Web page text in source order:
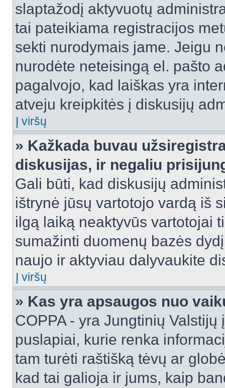
slaptažodį aktyvuotų
tai pateikiama registracijos
sekti nurodymais jame. Jeigu
nurodėte neteisingą el. pašto
pagalvojo, kad laiškas yra
atveju kreipkitės į diskusijų
Į viršų
» Kažkada buvau
diskusijas, ir negaliu
Gali būti, kad diskusijų
ištrynė jūsų vartotojo vardą iš
ilgą laiką neaktyvūs vartotojai
sumažinti duomenų bazės
naujo ir aktyviau dalyvaukite
Į viršų
» Kas yra apsaugos nuo
COPPA - yra Jungtinių
puslapiai, kurie renka
tam turėti raštišką tėvų ar
kad tai galioja ir jums, kaip